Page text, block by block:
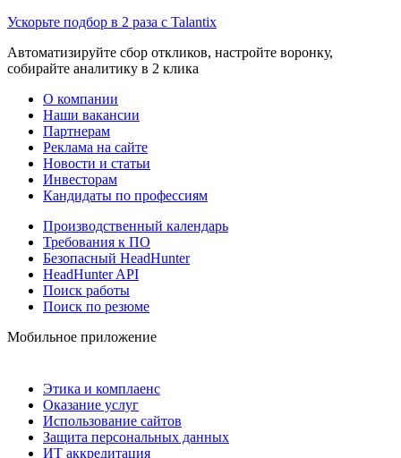
Ускорьте подбор в 2 раза с Talantix
Автоматизируйте сбор откликов, настройте воронку,
собирайте аналитику в 2 клика
О компании
Наши вакансии
Партнерам
Реклама на сайте
Новости и статьи
Инвесторам
Кандидаты по профессиям
Производственный календарь
Требования к ПО
Безопасный HeadHunter
HeadHunter API
Поиск работы
Поиск по резюме
Мобильное приложение
Этика и комплаенс
Оказание услуг
Использование сайтов
Защита персональных данных
ИТ аккредитация